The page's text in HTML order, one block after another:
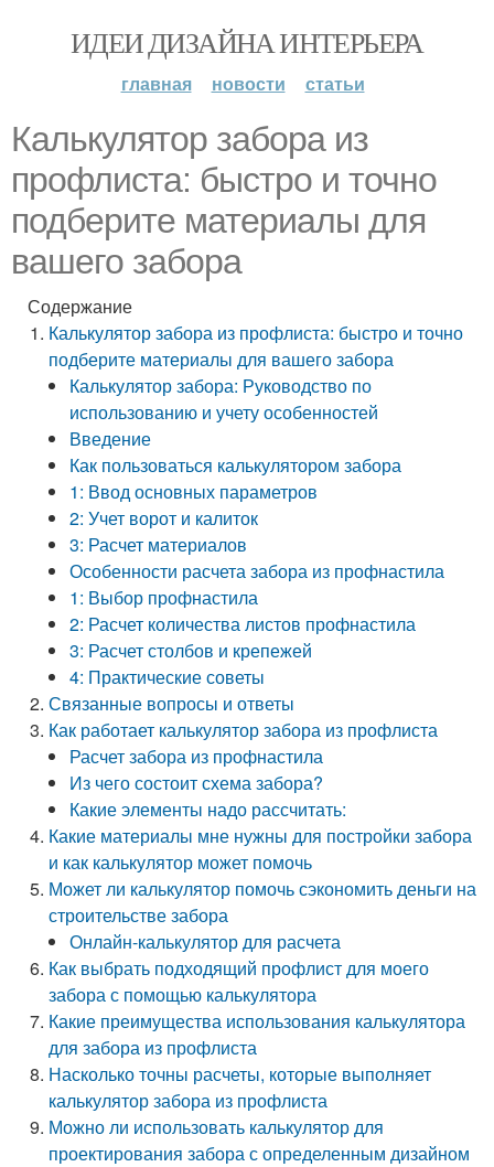
ИДЕИ ДИЗАЙНА ИНТЕРЬЕРА
главная новости статьи
Калькулятор забора из
профлиста: быстро и точно
подберите материалы для
вашего забора
Содержание
Калькулятор забора из профлиста: быстро и точно
подберите материалы для вашего забора
Калькулятор забора: Руководство по
использованию и учету особенностей
Введение
Как пользоваться калькулятором забора
1: Ввод основных параметров
2: Учет ворот и калиток
3: Расчет материалов
Особенности расчета забора из профнастила
1: Выбор профнастила
2: Расчет количества листов профнастила
3: Расчет столбов и крепежей
4: Практические советы
Связанные вопросы и ответы
Как работает калькулятор забора из профлиста
Расчет забора из профнастила
Из чего состоит схема забора?
Какие элементы надо рассчитать:
Какие материалы мне нужны для постройки забора
и как калькулятор может помочь
Может ли калькулятор помочь сэкономить деньги на
строительстве забора
Онлайн-калькулятор для расчета
Как выбрать подходящий профлист для моего
забора с помощью калькулятора
Какие преимущества использования калькулятора
для забора из профлиста
Насколько точны расчеты, которые выполняет
калькулятор забора из профлиста
Можно ли использовать калькулятор для
проектирования забора с определенным дизайном